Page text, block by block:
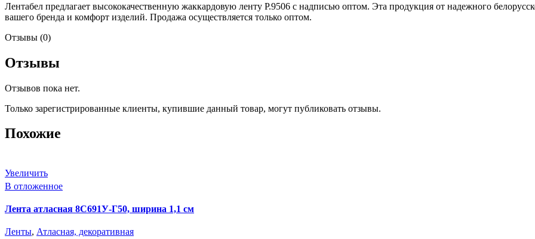
Лентабел предлагает высококачественную жаккардовую ленту Р.9506 с надписью оптом. Эта продукция от надежного
вашего бренда и комфорт изделий. Продажа осуществляется только оптом.
Отзывы (0)
Отзывы
Отзывов пока нет.
Только зарегистрированные клиенты, купившие данный товар, могут публиковать отзывы.
Похожие
Увеличить
В отложенное
Лента атласная 8С691У-Г50, ширина 1,1 см
Ленты, Атласная, декоративная